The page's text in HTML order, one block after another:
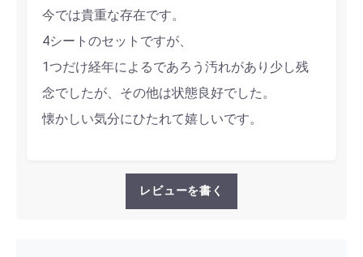
今では貴重な存在です。
4シートのセットですが、
1つだけ経年によるであろう汚れがあり少し残
念でしたが、その他は状態良好でした。
懐かしい気分にひたれて嬉しいです。
レビューを書く